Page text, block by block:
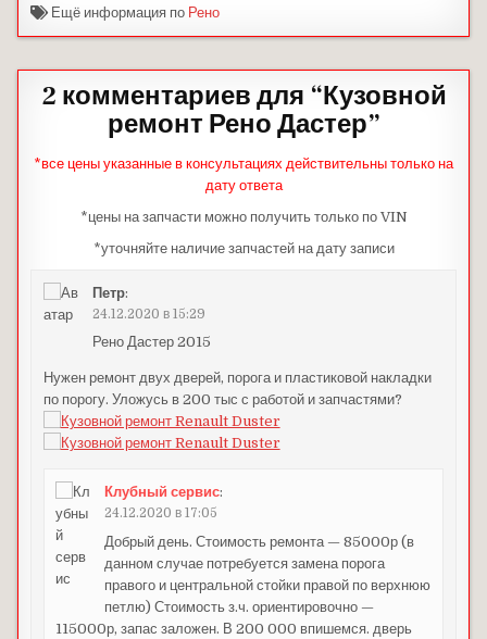
Ещё информация по Рено
2 комментариев для “Кузовной
ремонт Рено Дастер”
*все цены указанные в консультациях действительны только на
дату ответа
*цены на запчасти можно получить только по VIN
*уточняйте наличие запчастей на дату записи
Петр:
24.12.2020 в 15:29
Рено Дастер 2015
Нужен ремонт двух дверей, порога и пластиковой накладки
по порогу. Уложусь в 200 тыс с работой и запчастями?
Клубный сервис:
24.12.2020 в 17:05
Добрый день. Стоимость ремонта — 85000р (в
данном случае потребуется замена порога
правого и центральной стойки правой по верхнюю
петлю) Стоимость з.ч. ориентировочно —
115000р, запас заложен. В 200 000 впишемся. дверь